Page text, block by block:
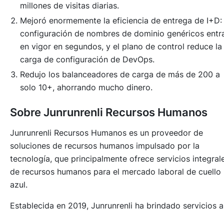
millones de visitas diarias.
Mejoró enormemente la eficiencia de entrega de I+D:
configuración de nombres de dominio genéricos
en vigor en segundos, y el plano de control reduce la
carga de configuración de DevOps.
Redujo los balanceadores de carga de más de 200 a
solo 10+, ahorrando mucho dinero.
Sobre Junrunrenli Recursos Humanos
Junrunrenli Recursos Humanos es un proveedor de
soluciones de recursos humanos impulsado por la
tecnología, que principalmente ofrece servicios
de recursos humanos para el mercado laboral de cuello
azul.
Establecida en 2019, Junrunrenli ha brindado servicios a